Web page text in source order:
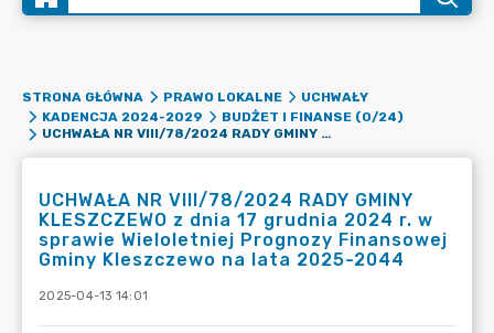
STRONA GŁÓWNA PRAWO LOKALNE
UCHWAŁY
KADENCJA 2024-2029
BUDŻET I FINANSE (0/24)
UCHWAŁA NR VIII/78/2024 RADY GMINY KLESZCZEWO Z DNIA 17 GRUDNIA 2024 R. W SPRAWIE WIELOLETNIEJ PROGNOZY FINANSOWEJ GMINY KLESZCZEWO NA LATA 2025-2044
UCHWAŁA NR VIII/78/2024 RADY GMINY
KLESZCZEWO z dnia 17 grudnia 2024 r. w
sprawie Wieloletniej Prognozy Finansowej
Gminy Kleszczewo na lata 2025-2044
2025-04-13 14:01